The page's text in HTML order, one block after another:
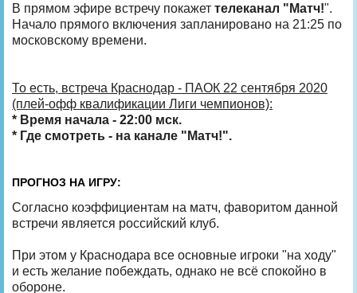
В прямом эфире встречу покажет телеканал "Матч!".
Начало прямого включения запланировано на 21:25 по
московскому времени.
То есть, встреча Краснодар - ПАОК 22 сентября 2020
(плей-офф квалификации Лиги чемпионов):
* Время начала - 22:00 мск.
* Где смотреть - на канале "Матч!".
ПРОГНОЗ НА ИГРУ:
Согласно коэффициентам на матч, фаворитом данной
встречи является российский клуб.
При этом у Краснодара все основные игроки "на ходу"
и есть желание побеждать, однако не всё спокойно в
обороне.